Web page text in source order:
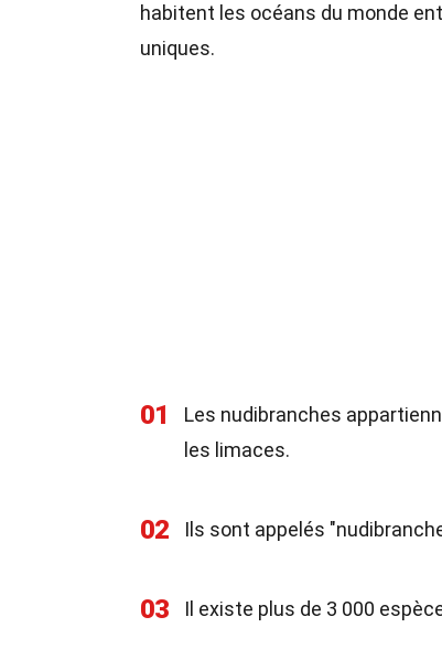
habitent les océans du monde
uniques.
01 Les nudibranches
les limaces.
02 Ils sont appelés
03 Il existe plus de 3 000